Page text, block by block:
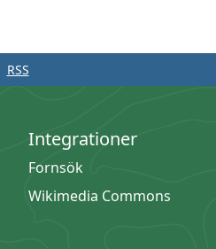
RSS
Integrationer
Fornsök
Wikimedia Commons